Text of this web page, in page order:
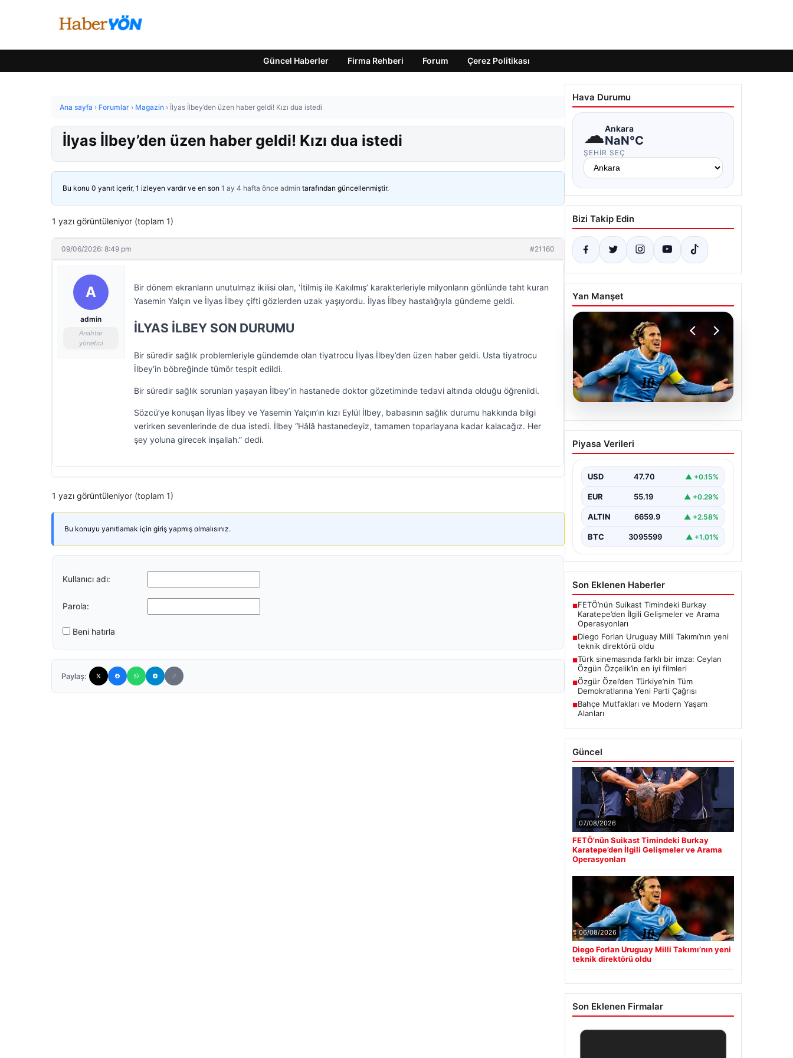
Güncel Haberler Firma Rehberi Forum Çerez Politikası
Ana sayfa › Forumlar › Magazin › İlyas İlbey’den üzen haber geldi! Kızı dua istedi
İlyas İlbey’den üzen haber geldi! Kızı dua istedi
Bu konu 0 yanıt içerir, 1 izleyen vardır ve en son 1 ay 4 hafta önce admin tarafından güncellenmiştir.
1 yazı görüntüleniyor (toplam 1)
09/06/2026: 8:49 pm #21160
A
admin
Anahtar
yönetici
Bir dönem ekranların unutulmaz ikilisi olan, ‘İtilmiş ile Kakılmış’ karakterleriyle milyonların gönlünde taht kuran
Yasemin Yalçın ve İlyas İlbey çifti gözlerden uzak yaşıyordu. İlyas İlbey hastalığıyla gündeme geldi.
İLYAS İLBEY SON DURUMU
Bir süredir sağlık problemleriyle gündemde olan tiyatrocu İlyas İlbey’den üzen haber geldi. Usta tiyatrocu
İlbey’in böbreğinde tümör tespit edildi.
Bir süredir sağlık sorunları yaşayan İlbey’in hastanede doktor gözetiminde tedavi altında olduğu öğrenildi.
Sözcü’ye konuşan İlyas İlbey ve Yasemin Yalçın’ın kızı Eylül İlbey, babasının sağlık durumu hakkında bilgi
verirken sevenlerinde de dua istedi. İlbey “Hâlâ hastanedeyiz, tamamen toparlayana kadar kalacağız. Her
şey yoluna girecek inşallah.” dedi.
1 yazı görüntüleniyor (toplam 1)
Bu konuyu yanıtlamak için giriş yapmış olmalısınız.
Kullanıcı adı:
Parola:
Beni hatırla
Paylaş:
Hava Durumu
☁Ankara
NaN°C
ŞEHIR SEÇ
Bizi Takip Edin
Yan Manşet
06.08.2026
Diego Forlan Uruguay Milli
Takımı’nın yeni teknik
Piyasa Verileri
USD 47.70 ▲ +0.15%
EUR 55.19 ▲ +0.29%
ALTIN 6659.9 ▲ +2.58%
BTC 3095599 ▲ +1.01%
Son Eklenen Haberler
■FETÖ’nün Suikast Timindeki Burkay
Karatepe’den İlgili Gelişmeler ve Arama
Operasyonları
■Diego Forlan Uruguay Milli Takımı’nın yeni
teknik direktörü oldu
■Türk sinemasında farklı bir imza: Ceylan
Özgün Özçelik’in en iyi filmleri
■Özgür Özel’den Türkiye’nin Tüm
Demokratlarına Yeni Parti Çağrısı
■Bahçe Mutfakları ve Modern Yaşam
Alanları
Güncel
07/08/2026
FETÖ’nün Suikast Timindeki Burkay
Karatepe’den İlgili Gelişmeler ve Arama
Operasyonları
06/08/2026
Diego Forlan Uruguay Milli Takımı’nın yeni
teknik direktörü oldu
Son Eklenen Firmalar